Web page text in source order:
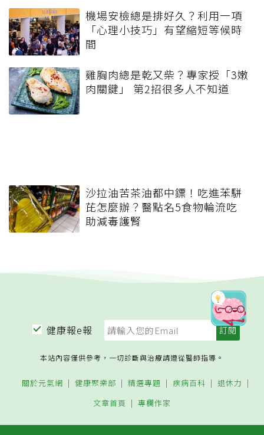
機場安檢總是排好久？利用一項
「心理小技巧」有望縮短等候時
間
雞胸肉總是乾又柴？專家授「3嫩
肉關鍵」 第2招很多人不知道
沙拉油苦茶油都中鏢！吃進苯駢
芘怎麼辦？醫點名5食物輪流吃
助減毒護腎
健康報e報
本站內容僅供參考，一切診斷與治療請遵從醫師指導。
關於元氣網 健康聚樂部 精選專題 疾病百科
退休力
文章首頁
專欄作家